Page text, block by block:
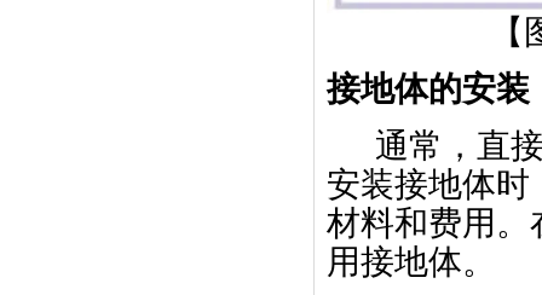
接地体的安装
通常，直
安装接地体
材料和费用。
用接地体。